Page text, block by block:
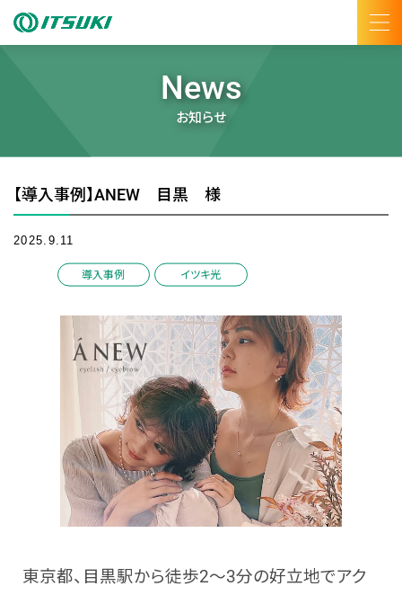
News
お知らせ
【導入事例】ANEW 目黒 様
2025.9.11
導入事例 / イツキ光
東京都、目黒駅から徒歩2～3分の好立地でアク